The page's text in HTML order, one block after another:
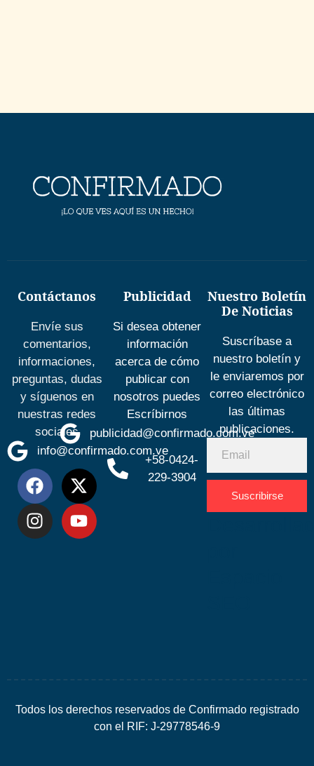
Contáctanos
Envíe sus
comentarios,
informaciones,
preguntas, dudas
y síguenos en
nuestras redes
sociales
info@confirmado.com.ve
Publicidad
Si desea obtener
información
acerca de cómo
publicar con
nosotros puedes
Escríbirnos
publicidad@confirmado.com.ve
+58-0424-
229-3904
Nuestro Boletín
De Noticias
Suscríbase a
nuestro boletín y
le enviaremos por
correo electrónico
las últimas
publicaciones.
Suscribirse
Todos los derechos reservados de Confirmado registrado
con el RIF: J-29778546-9